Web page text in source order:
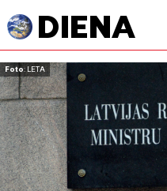
Foto: LETA